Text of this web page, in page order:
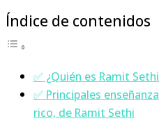
Índice de contenidos
✅ ¿Quién es Ramit
✅ Principales
rico, de Ramit Sethi